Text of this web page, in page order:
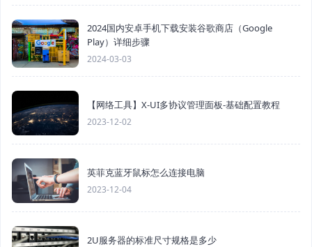
2024国内安卓手机下载安装谷歌商店（Google
Play）详细步骤
2024-03-03
【网络工具】X-UI多协议管理面板-基础配置教程
2023-12-02
英菲克蓝牙鼠标怎么连接电脑
2023-12-04
2U服务器的标准尺寸规格是多少